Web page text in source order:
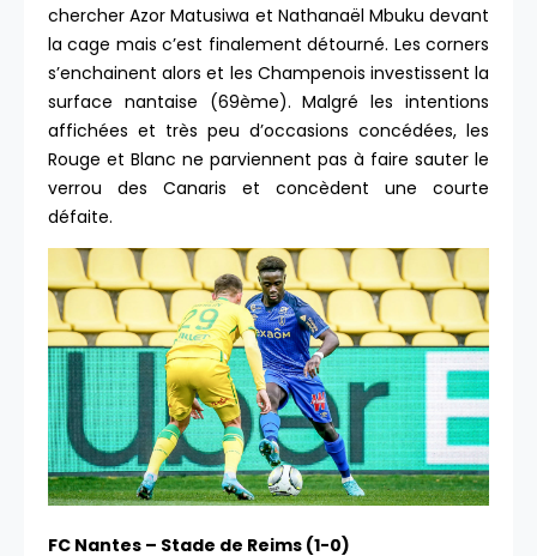
chercher Azor Matusiwa et Nathanaël Mbuku devant
la cage mais c’est finalement détourné. Les corners
s’enchainent alors et les Champenois investissent la
surface nantaise (69ème). Malgré les intentions
affichées et très peu d’occasions concédées, les
Rouge et Blanc ne parviennent pas à faire sauter le
verrou des Canaris et concèdent une courte
défaite.
FC Nantes – Stade de Reims (1-0)